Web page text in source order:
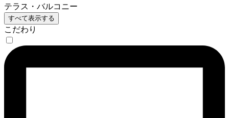
テラス・バルコニー
すべて表示する
こだわり